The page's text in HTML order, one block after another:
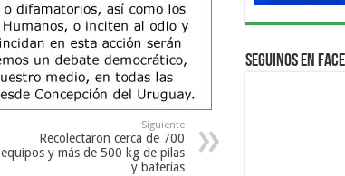
Siguiente
Recolectaron cerca de 700
equipos y más de 500 kg de pilas
y baterías
Seguinos en